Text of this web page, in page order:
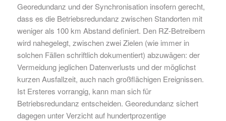
Georedundanz und der Synchronisation insofern gerecht,
dass es die Betriebsredundanz zwischen Standorten mit
weniger als 100 km Abstand definiert. Den RZ-Betreibern
wird nahegelegt, zwischen zwei Zielen (wie immer in
solchen Fällen schriftlich dokumentiert) abzuwägen: der
Vermeidung jeglichen Datenverlusts und der möglichst
kurzen Ausfallzeit, auch nach großflächigen Ereignissen.
Ist Ersteres vorrangig, kann man sich für
Betriebsredundanz entscheiden. Georedundanz sichert
dagegen unter Verzicht auf hundertprozentige